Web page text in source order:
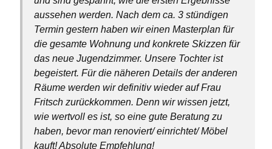
aussehen werden. Nach dem ca. 3 stündigen
Termin gestern haben wir einen Masterplan für
die gesamte Wohnung und konkrete Skizzen für
das neue Jugendzimmer. Unsere Tochter ist
begeistert. Für die näheren Details der anderen
Räume werden wir definitiv wieder auf Frau
Fritsch zurückkommen. Denn wir wissen jetzt,
wie wertvoll es ist, so eine gute Beratung zu
haben, bevor man renoviert/ einrichtet/ Möbel
kauft! Absolute Empfehlung!